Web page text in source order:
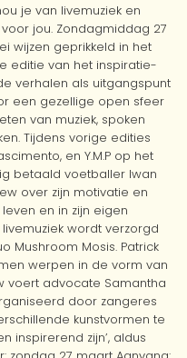
je van livemuziek en
jou. Zondagmiddag 27
wijzen geprikkeld in het
editie van het inspiratie-
verhalen als uitgangspunt
een gezellige open sfeer
van muziek, spoken
Tijdens vorige edities
en Y.M.P op het
betaald voetballer Iwan
over zijn motivatie en
en in zijn eigen
livemuziek wordt verzorgd
Mushroom Mosis. Patrick
werpen in de vorm van
voert advocate Samantha
door zangeres
kunstvormen te
inspirerend zijn’, aldus